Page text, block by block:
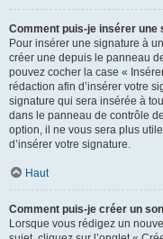
Comment puis-je insérer une
Pour insérer une signature à
créer une depuis le panneau
pouvez cocher la case «
rédaction afin d’insérer votre
signature qui sera insérée à
dans le panneau de contrôle
option, il ne vous sera plus
d’insérer votre signature.
Haut
Comment puis-je créer un
Lorsque vous rédigez un